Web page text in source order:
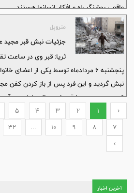
واقعی روشنگر راه و افکار انسانها هستند.
متروپل
جزئیات نبش قبر مجید
پنجشنبه ۶ مردادماه توسط یکی از اعضای
نبش گردید و این فرد پس از باز کردن کفن
از جسد وی مجددا قبر را به حالت اولیه در
‹
1
2
3
4
5
7
8
9
10
...
32
›
آخرین اخبار